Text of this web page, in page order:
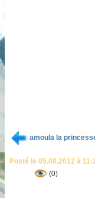
amoula la
Posté le 05.08.2012 à
(0)